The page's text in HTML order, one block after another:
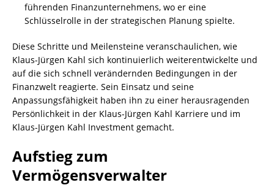
führenden Finanzunternehmens, wo er eine
Schlüsselrolle in der strategischen Planung spielte.
Diese Schritte und Meilensteine veranschaulichen, wie
Klaus-Jürgen Kahl sich kontinuierlich weiterentwickelte und
auf die sich schnell verändernden Bedingungen in der
Finanzwelt reagierte. Sein Einsatz und seine
Anpassungsfähigkeit haben ihn zu einer herausragenden
Persönlichkeit in der Klaus-Jürgen Kahl Karriere und im
Klaus-Jürgen Kahl Investment gemacht.
Aufstieg zum
Vermögensverwalter